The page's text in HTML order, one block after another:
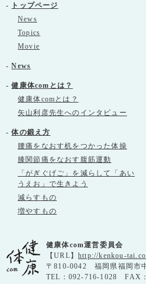
-
トップページ
News
Topics
Movie
-News
-健康体comとは？
健康体comとは？
矢山利彦先生へのインタビュー
-体の鍛え方
腰痛をなおす机をつかった体操
膝関節痛をなおす腹筋運動
「がぎぐげご」を減らして「あい
うえお」で生きよう
減らすもの
増やすもの
健康体com運営委員会
【URL】 http://kenkou-
〒810-0042 福岡県福岡市
TEL：092-716-1028 FAX